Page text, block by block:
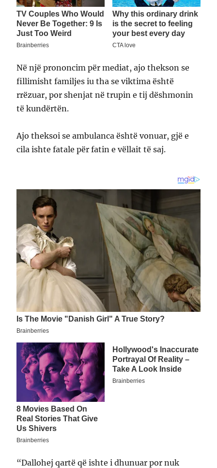
Në një prononcim për mediat, ajo thekson se
fillimisht familjes iu tha se viktima është
rrëzuar, por shenjat në trupin e tij dëshmonin
të kundërtën.
Ajo theksoi se ambulanca është vonuar, gjë e
cila ishte fatale për fatin e vëllait të saj.
“Dallohej qartë që ishte i dhunuar por nuk